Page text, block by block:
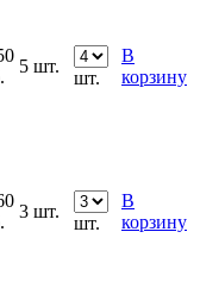
5 шт.
шт.
В
корзину
3 шт.
шт.
В
корзину